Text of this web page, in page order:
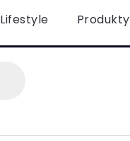
Lifestyle Produkty